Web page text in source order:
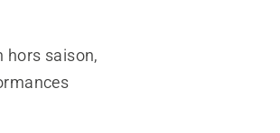
hors saison,